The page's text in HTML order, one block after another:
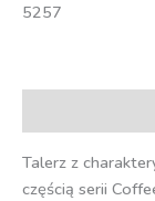
5257
Talerz z
częścią serii